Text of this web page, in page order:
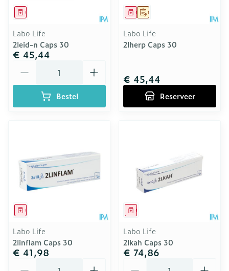
Geneesmiddel
Labo Life
2leid-n Caps 30
€ 45,44
Bestel
Op voorschrift
Geneesmiddel
Labo Life
2lherp Caps 30
€ 45,44
Reserveer
Geneesmiddel
Labo Life
2linflam Caps 30
€ 41,98
Geneesmiddel
Labo Life
2lkah Caps 30
€ 74,86